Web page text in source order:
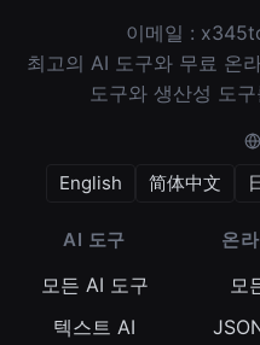
이메일 :
최고의 AI 도구와 무료 온
도구와 생산성 도
English
简体中文
AI 도구
모든 AI 도구
텍스트 AI
온
모